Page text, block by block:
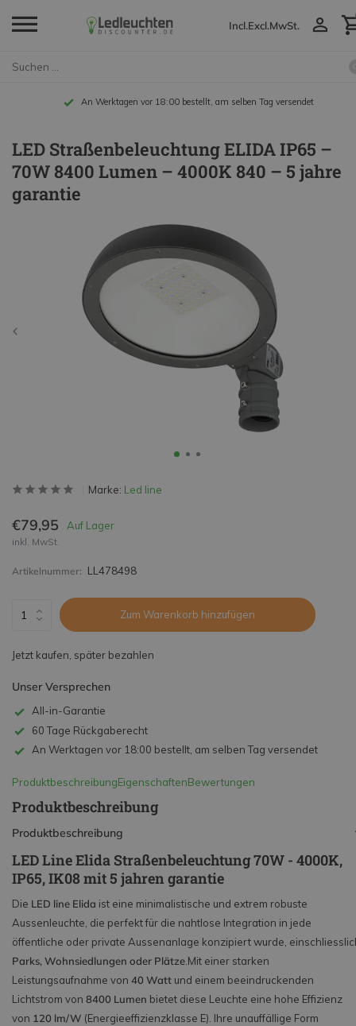
Incl.Excl.MwSt.
An Werktagen vor 18:00 bestellt, am selben Tag versendet
LED Straßenbeleuchtung ELIDA IP65 –
70W 8400 Lumen – 4000K 840 – 5 jahre
garantie
Marke: Led line
€79,95 Auf Lager
inkl. MwSt.
Artikelnummer: LL478498
Zum Warenkorb hinzufügen
Jetzt kaufen, später bezahlen
Unser Versprechen
All-in-Garantie
60 Tage Rückgaberecht
An Werktagen vor 18:00 bestellt, am selben Tag versendet
ProduktbeschreibungEigenschaftenBewertungen
Produktbeschreibung
Produktbeschreibung
LED Line Elida Straßenbeleuchtung 70W - 4000K,
IP65, IK08 mit 5 jahren garantie
Die LED line Elida ist eine minimalistische und extrem robuste
Aussenleuchte, die perfekt für die nahtlose Integration in jede
öffentliche oder private Aussenanlage konzipiert wurde,
Parks, Wohnsiedlungen oder Plätze.Mit einer starken
Leistungsaufnahme von 40 Watt und einem beeindruckenden
Lichtstrom von 8400 Lumen bietet diese Leuchte eine hohe Effizienz
von 120 lm/W (Energieeffizienzklasse E). Ihre unauffällige Form